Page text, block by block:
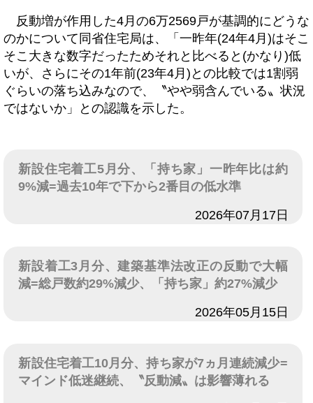
反動増が作用した4月の6万2569戸が基調的にどうな
のかについて同省住宅局は、「一昨年(24年4月)はそこ
そこ大きな数字だったためそれと比べると(かなり)低
いが、さらにその1年前(23年4月)との比較では1割弱
ぐらいの落ち込みなので、〝やや弱含んでいる〟状況
ではないか」との認識を示した。
新設住宅着工5月分、「持ち家」一昨年比は約
9%減=過去10年で下から2番目の低水準
2026年07月17日
新設着工3月分、建築基準法改正の反動で大幅
減=総戸数約29%減少、「持ち家」約27%減少
2026年05月15日
新設住宅着工10月分、持ち家が7ヵ月連続減少=
マインド低迷継続、〝反動減〟は影響薄れる